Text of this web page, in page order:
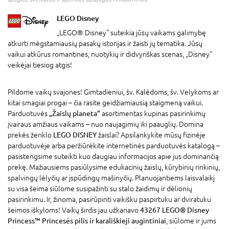
LEGO Disney
„LEGO® Disney“ suteikia jūsų vaikams galimybę
atkurti mėgstamiausių pasakų istorijas ir žaisti jų tematika. Jūsų
vaikui atkūrus romantines, nuotykių ir didvyriškas scenas, „Disney“
veikėjai tiesiog atgis!
Pildome vaikų svajones! Gimtadieniui, šv. Kalėdoms, šv. Velykoms ar
kitai smagiai progai – čia rasite geidžiamiausią staigmeną vaikui.
Parduotuvės „Žaislų planeta“asortimentas kupinas pasirinkimų
įvairaus amžiaus vaikams – nuo naujagimių iki paauglių. Domina
prekės ženklo LEGO DISNEYžaislai? Apsilankykite mūsų fizinėje
parduotuvėje arba peržiūrėkite internetinės parduotuvės katalogą –
pasistengsime suteikti kuo daugiau informacijos apie jus dominančią
prekę. Mažiausiems pasiūlysime edukacinių žaislų, kūrybinių rinkinių,
spalvingų lėlyčių ar įspūdingų mašinyčių. Planuojantiems laisvalaikį
su visa šeima siūlome susipažinti su stalo žaidimų ir dėlionių
pasirinkimu. Ir, žinoma, pasirūpinti vaikišku paspirtuku ar dviratuku
šeimos iškyloms! Vaikų širdis jau užkariavo43267 LEGO® Disney
Princess™ Princesės pilis ir karališkieji augintiniai , siūlome ir jums